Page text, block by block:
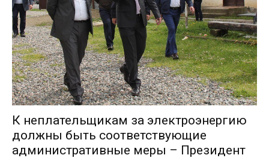
К неплательщикам за электроэнергию
должны быть соответствующие
административные меры – Президент